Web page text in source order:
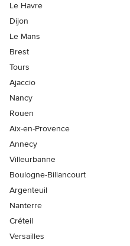
Le Havre
Dijon
Le Mans
Brest
Tours
Ajaccio
Nancy
Rouen
Aix-en-Provence
Annecy
Villeurbanne
Boulogne-Billancourt
Argenteuil
Nanterre
Créteil
Versailles